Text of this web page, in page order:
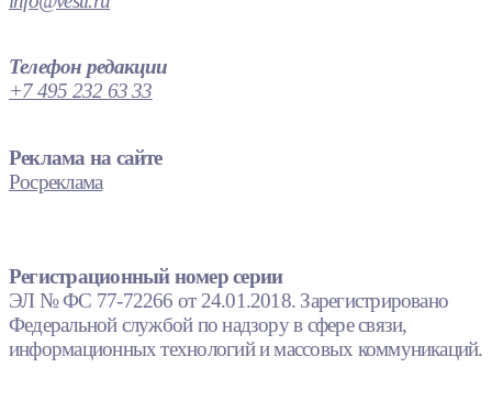
Телефон редакции
+7 495 232 63 33
Реклама на сайте
Росреклама
Регистрационный номер серии
ЭЛ № ФС 77-72266 от 24.01.2018. Зарегистрировано
Федеральной службой по надзору в сфере связи,
информационных технологий и массовых коммуникаций.